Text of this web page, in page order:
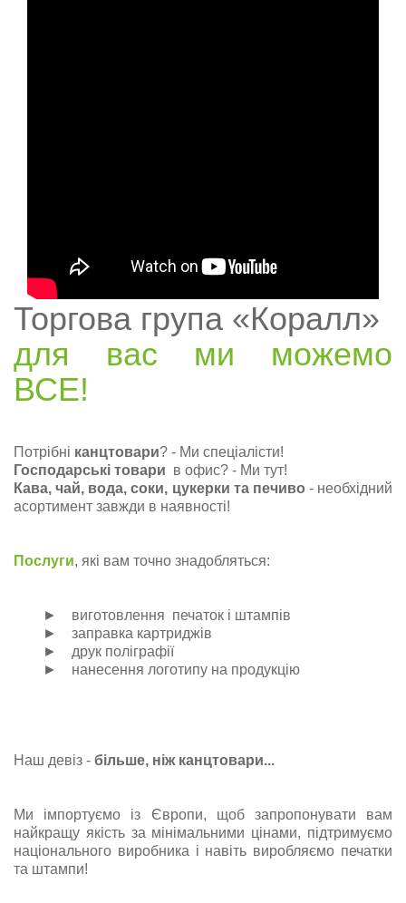
Торгова група «Коралл»
для вас ми можемо
ВСЕ!
Потрібні канцтовари? - Ми спеціалісти!
Господарські товари в офис? - Ми тут!
Кава, чай, вода, соки, цукерки та печиво - необхідний
асортимент завжди в наявності!
Послуги, які вам точно знадобляться:
► виготовлення печаток і штампів
► заправка картриджів
► друк поліграфії
► нанесення логотипу на продукцію
Наш девіз - більше, ніж канцтовари...
Ми імпортуємо із Європи, щоб запропонувати вам
найкращу якість за мінімальними цінами, підтримуємо
національного виробника і навіть виробляємо печатки
та штампи!